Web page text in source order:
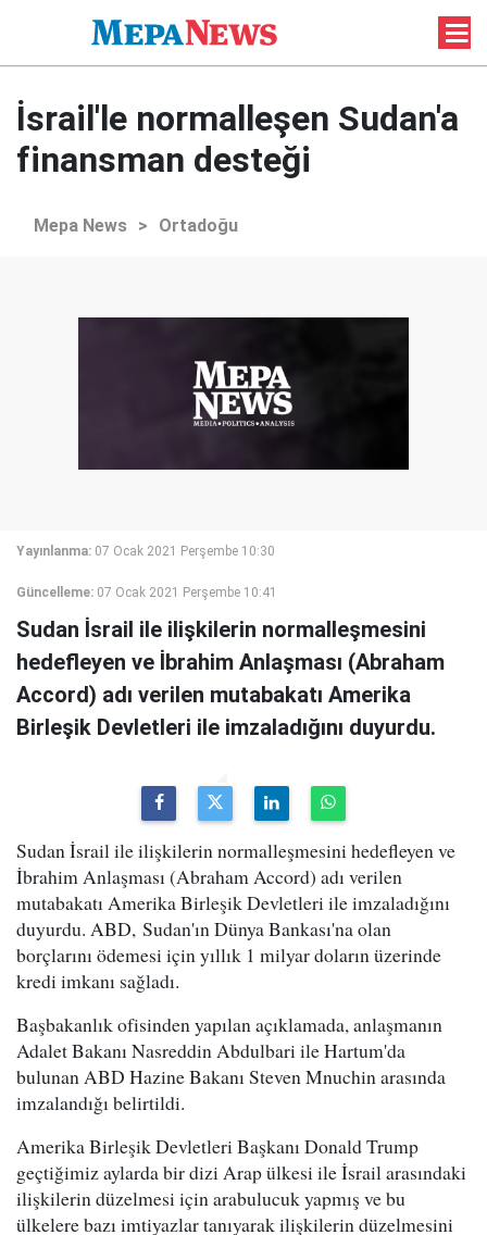
İsrail'le normalleşen Sudan'a
finansman desteği
Mepa News > Ortadoğu
Yayınlanma: 07 Ocak 2021 Perşembe 10:30
Güncelleme: 07 Ocak 2021 Perşembe 10:41
Sudan İsrail ile ilişkilerin normalleşmesini
hedefleyen ve İbrahim Anlaşması (Abraham
Accord) adı verilen mutabakatı Amerika
Birleşik Devletleri ile imzaladığını duyurdu.
Sudan İsrail ile ilişkilerin normalleşmesini hedefleyen ve
İbrahim Anlaşması (Abraham Accord) adı verilen
mutabakatı Amerika Birleşik Devletleri ile imzaladığını
duyurdu. ABD, Sudan'ın Dünya Bankası'na olan
borçlarını ödemesi için yıllık 1 milyar doların üzerinde
kredi imkanı sağladı.
Başbakanlık ofisinden yapılan açıklamada, anlaşmanın
Adalet Bakanı Nasreddin Abdulbari ile Hartum'da
bulunan ABD Hazine Bakanı Steven Mnuchin arasında
imzalandığı belirtildi.
Amerika Birleşik Devletleri Başkanı Donald Trump
geçtiğimiz aylarda bir dizi Arap ülkesi ile İsrail arasındaki
ilişkilerin düzelmesi için arabulucuk yapmış ve bu
ülkelere bazı imtiyazlar tanıyarak ilişkilerin düzelmesini